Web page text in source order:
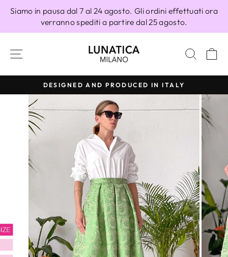
direttamente
Siamo in pausa dal 7 al 24 agosto. Gli ordini effettuati ora
verranno spediti a partire dal 25 agosto.
NAVIGAZIONE DEL SITO
Metti
in
pausa
presentazione
DESIGNED AND PRODUCED IN ITALY